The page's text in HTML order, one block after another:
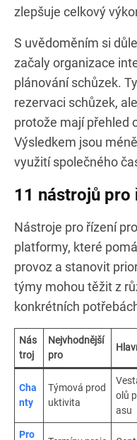
zlepšuje celkový
S uvědoměním si
začaly organizace
plánování schůzek.
rezervaci schůzek,
protože mají přehled
Výsledkem jsou
využití společného
11 nástrojů
Nástroje pro řízení
platformy, které
provoz a stanovit
týmy mohou těžit z
konkrétních
Nás
troj
Nejvhodnější
pro
Cha
nty
Týmová prod
uktivita
olů
asu
Pro